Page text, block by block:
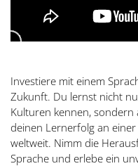
Investiere mit einem
Zukunft. Du lernst nicht
Kulturen kennen, sondern
deinen Lernerfolg an
weltweit. Nimm die
Sprache und erlebe ein